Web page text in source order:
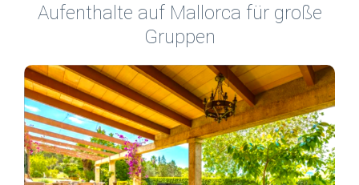
Aufenthalte auf Mallorca für große
Gruppen